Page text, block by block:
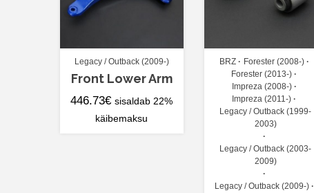
Legacy / Outback (2009-)
Front Lower Arm
446.73€ sisaldab 22%
käibemaksu
BRZ
Forester (2008-)
Forester (2013-)
Impreza (2008-)
Impreza (2011-)
Legacy / Outback (1999-
2003)
Legacy / Outback (2003-
2009)
Legacy / Outback (2009-)